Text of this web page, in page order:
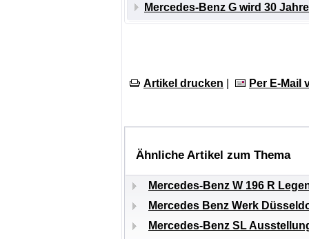
Mercedes-Benz G wird 30 Jahre
Artikel drucken Per E-Mail
Ähnliche Artikel zum Thema
Mercedes-Benz W 196 R
Mercedes Benz Werk
Mercedes-Benz SL